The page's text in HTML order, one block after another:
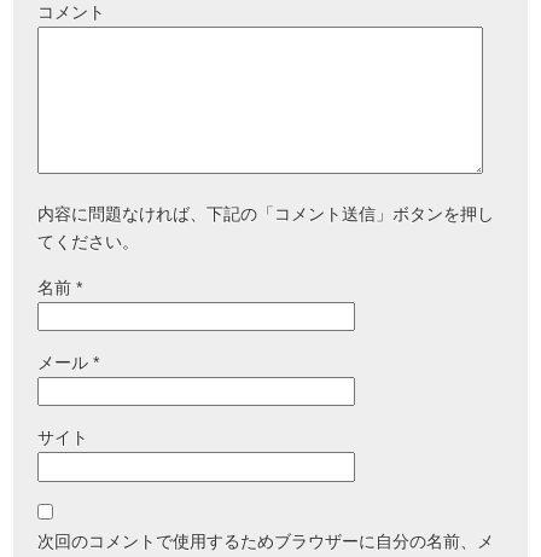
コメント
内容に問題なければ、下記の「コメント送信」ボタンを押し
てください。
名前*
メール*
サイト
次回のコメントで使用するためブラウザーに自分の名前、メ